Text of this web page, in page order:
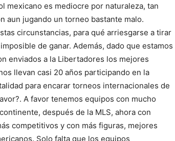
mexicano es mediocre por naturaleza, tan
aun jugando un torneo bastante malo.
circunstancias, para qué arriesgarse a tirar
de ganar. Además, dado que estamos
enviados a la Libertadores los mejores
llevan casi 20 años participando en la
para encarar torneos internacionales de
A favor tenemos equipos con mucho
después de la MLS, ahora con
competitivos y con más figuras, mejores
Solo falta que los equipos